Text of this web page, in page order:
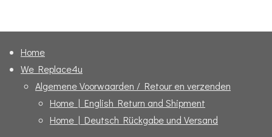
Home
We Replace4u
Algemene Voorwaarden / Retour en verzenden
Home | English Return and Shipment
Home | Deutsch Rückgabe und Versand